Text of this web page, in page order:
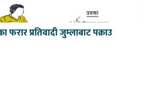
फरार प्रतिवादी जुम्लाबाट पक्राउ